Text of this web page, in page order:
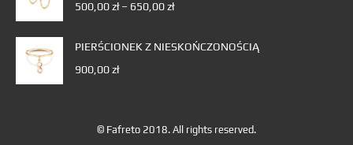
500,00zł – 650,00zł
PIERŚCIONEK Z NIESKOŃCZONOŚCIĄ
900,00zł
© Fafreto 2018. All rights reserved.